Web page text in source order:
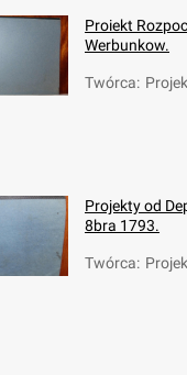
Proiekt
Werbunkow.
Twórca:
Projekty od
8bra 1793.
Twórca: